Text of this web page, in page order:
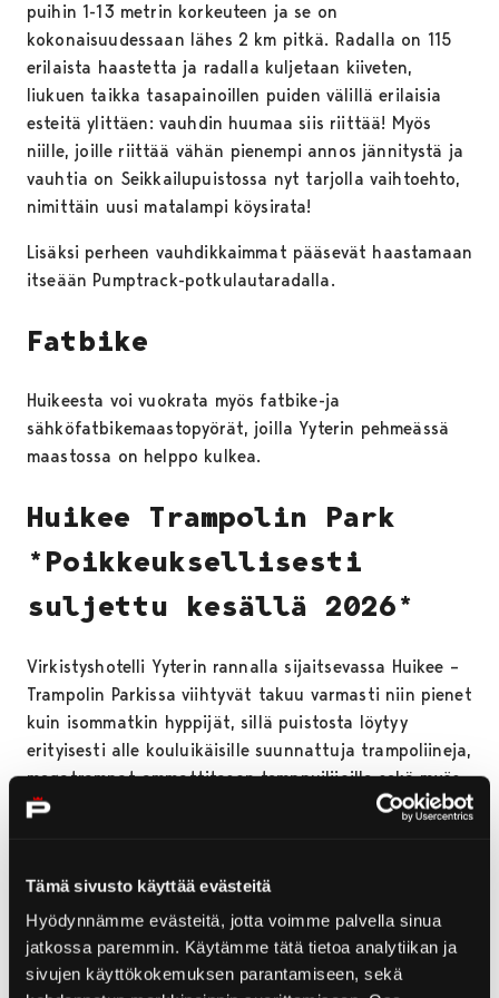
Tämä sivusto käyttää evästeitä
Hyödynnämme evästeitä, jotta voimme palvella sinua
jatkossa paremmin. Käytämme tätä tietoa analytiikan ja
sivujen käyttökokemuksen parantamiseen, sekä
puihin 1-13 metrin korkeuteen ja se on
kokonaisuudessaan lähes 2 km pitkä. Radalla on 115
erilaista haastetta ja radalla kuljetaan kiiveten,
liukuen taikka tasapainoillen puiden välillä erilaisia
esteitä ylittäen: vauhdin huumaa siis riittää! Myös
niille, joille riittää vähän pienempi annos jännitystä ja
vauhtia on Seikkailupuistossa nyt tarjolla vaihtoehto,
nimittäin uusi matalampi köysirata!
Lisäksi perheen vauhdikkaimmat pääsevät haastamaan
itseään Pumptrack-potkulautaradalla.
Fatbike
Huikeesta voi vuokrata myös fatbike-ja
sähköfatbikemaastopyörät, joilla Yyterin pehmeässä
maastossa on helppo kulkea.
Huikee Trampolin Park
*Poikkeuksellisesti
suljettu kesällä 2026*
Virkistyshotelli Yyterin rannalla sijaitsevassa Huikee –
Trampolin Parkissa viihtyvät takuu varmasti niin pienet
kuin isommatkin hyppijät, sillä puistosta löytyy
erityisesti alle kouluikäisille suunnattuja trampoliineja,
megatrampat ammattitason temppuilijoille sekä myös
jättimäinen bungee-trampoliini, jolla voit kokea
muuta kuin suunta kohti Huikee – Seikkailupuistoa
sekä uusia seikkailuja!